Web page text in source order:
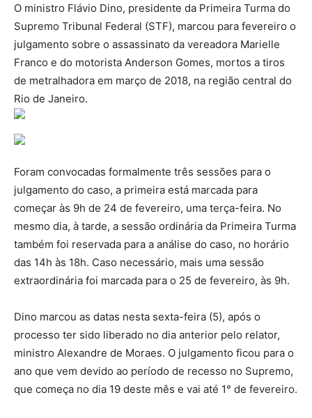
O ministro Flávio Dino, presidente da Primeira Turma do
Supremo Tribunal Federal (STF), marcou para fevereiro o
julgamento sobre o assassinato da vereadora Marielle
Franco e do motorista Anderson Gomes, mortos a tiros
de metralhadora em março de 2018, na região central do
Rio de Janeiro.
Foram convocadas formalmente três sessões para o
julgamento do caso, a primeira está marcada para
começar às 9h de 24 de fevereiro, uma terça-feira. No
mesmo dia, à tarde, a sessão ordinária da Primeira Turma
também foi reservada para a análise do caso, no horário
das 14h às 18h. Caso necessário, mais uma sessão
extraordinária foi marcada para o 25 de fevereiro, às 9h.
Dino marcou as datas nesta sexta-feira (5), após o
processo ter sido liberado no dia anterior pelo relator,
ministro Alexandre de Moraes. O julgamento ficou para o
ano que vem devido ao período de recesso no Supremo,
que começa no dia 19 deste mês e vai até 1° de fevereiro.